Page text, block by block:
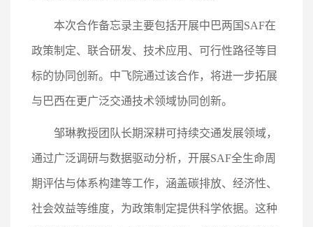
本次合作备忘录主要包括开展中巴两国SAF在
政策制定、联合研发、技术应用、可行性路径等目
标的协同创新。中飞院通过该合作，将进一步拓展
与巴西在更广泛交通技术领域协同创新。
邹琳教授团队长期深耕可持续交通发展领域，
通过广泛调研与数据驱动分析，开展SAF全生命周
期评估与体系构建等工作，涵盖碳排放、经济性、
社会效益等维度，为政策制定提供科学依据。这种